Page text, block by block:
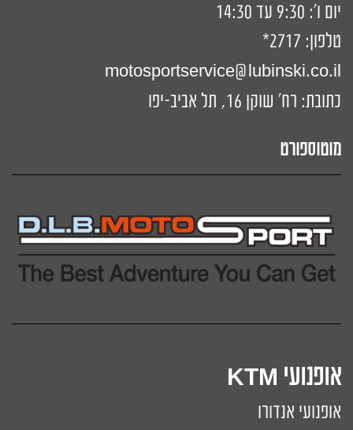
יום ו': 9:30 עד 14:30
טלפון: 2717*
motosportservice@lubinski.co.il
כתובת: רח' שוקן 16, תל אביב-יפו
מוטוספורט
אופנועי KTM
אופנועי אנדורו